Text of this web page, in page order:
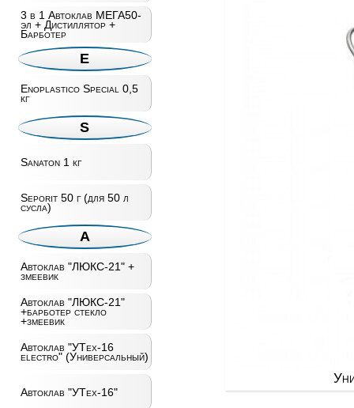
3 в 1 Автоклав МЕГА50-
эл + Дистиллятор +
Барботер
E
Enoplastico Special 0,5
кг
S
Sanaton 1 кг
Seporit 50 г (для 50 л
сусла)
А
Автоклав "ЛЮКС-21" +
змеевик
Автоклав "ЛЮКС-21"
+барботер стекло
+змеевик
Автоклав "УТех-16
electro" (Универсальный)
Автоклав "УТех-16"